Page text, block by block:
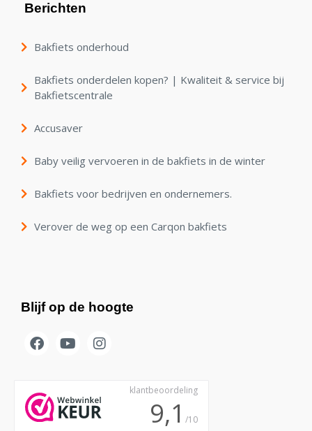
Berichten
Bakfiets onderhoud
Bakfiets onderdelen kopen? | Kwaliteit & service bij
Bakfietscentrale
Accusaver
Baby veilig vervoeren in de bakfiets in de winter
Bakfiets voor bedrijven en ondernemers.
Verover de weg op een Carqon bakfiets
Blijf op de hoogte